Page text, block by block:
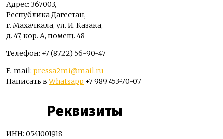
Адрес: 367003,
Республика Дагестан,
г. Махачкала, ул. И. Казака,
д. 47, кор. А, помещ. 48
Телефон: +7 (8722) 56-90-47
E-mail: pressa2mi@mail.ru
Написать вWhatsapp +7 989 453-70-07
Реквизиты
ИНН: 0541001918